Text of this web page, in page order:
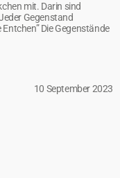
mit. Darin sind
Gegenstand
Die Gegenstände
10 September 2023